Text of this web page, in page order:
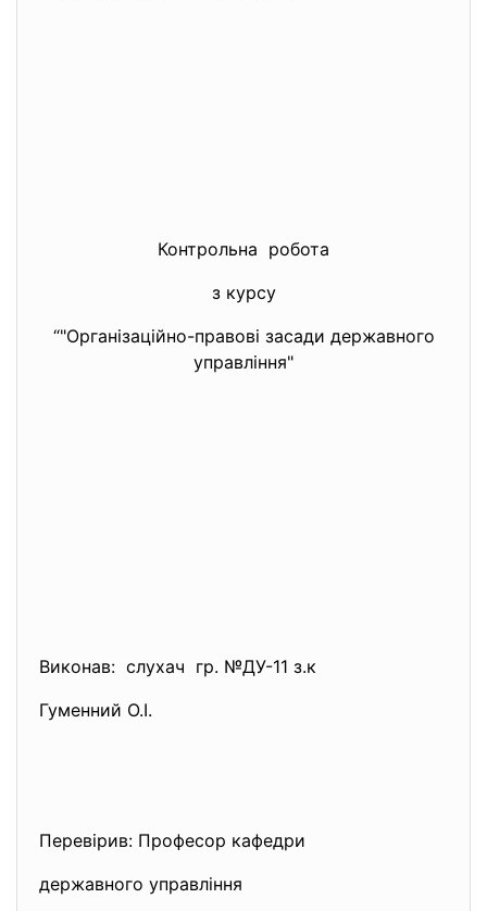
Контрольна робота
з курсу
“"Організаційно-правові засади державного
управління"
Виконав: слухач гр. №ДУ-11 з.к
Гуменний О.І.
Перевірив: Професор кафедри
державного управління